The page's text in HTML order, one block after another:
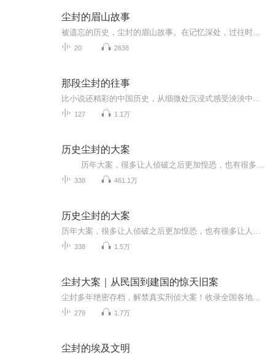
尘封的眉山故事
20 2638
那段尘封的往事
127 1.1万
历史尘封的大案
338 461.1万
历史尘封的大案
338 1.5万
尘封大案｜从民国到建国的惊天旧案
279 1.7万
尘封的埃及文明